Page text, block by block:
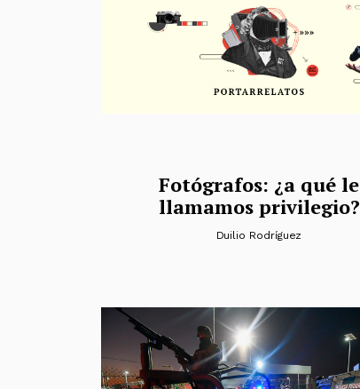
Fotógrafos: ¿a qué le
llamamos privilegio?
Duilio Rodríguez